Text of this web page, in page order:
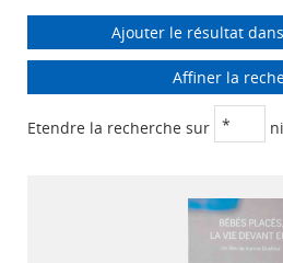
Ajouter le résultat
Affiner la
Etendre la recherche sur